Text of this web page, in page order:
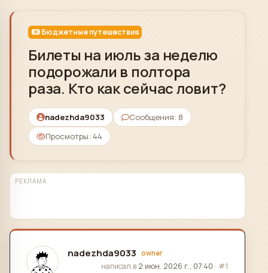
Бюджетные путешествия
Билеты на июль за неделю
подорожали в полтора
раза. Кто как сейчас ловит?
nadezhda9033
Сообщения: 8
Просмотры: 44
РЕКЛАМА
nadezhda9033 owner
отредактировано
написал в 2 июн. 2026 г., 07:40 · #1